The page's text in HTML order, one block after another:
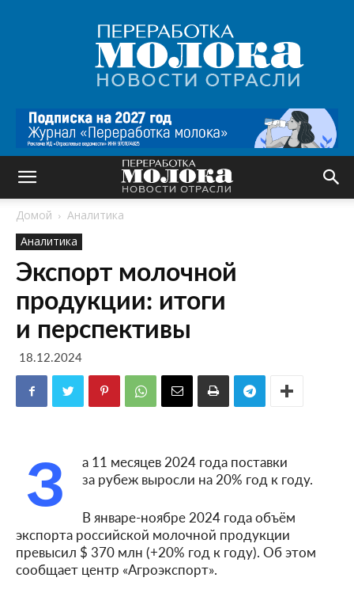
Переработка
молока
|
Новости
Домой
Аналитика
Аналитика
Экспорт молочной
продукции: итоги
и перспективы
18.12.2024
З
а 11 месяцев 2024 года поставки
за рубеж выросли на 20% год к году.
В январе-ноябре 2024 года объём
экспорта российской молочной продукции
превысил $ 370 млн (+20% год к году). Об этом
сообщает центр «Агроэкспорт».